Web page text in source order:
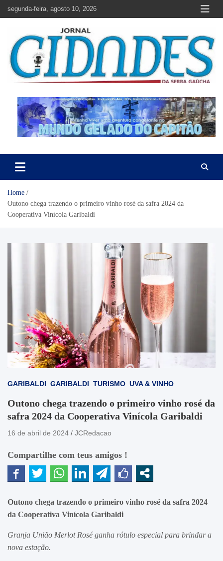
segunda-feira, agosto 10, 2026
Jornal Cidades da Serra Gaúcha
Home
Outono chega trazendo o primeiro vinho rosé da safra 2024 da
Cooperativa Vinícola Garibaldi
GARIBALDI GARIBALDI TURISMO UVA & VINHO
Outono chega trazendo o primeiro vinho rosé da
safra 2024 da Cooperativa Vinícola Garibaldi
16 de abril de 2024 JCRedacao
Compartilhe com teus amigos !
Outono chega trazendo o primeiro vinho rosé da safra 2024
da Cooperativa Vinícola Garibaldi
Granja União Merlot Rosé ganha rótulo especial para brindar a
nova estação.